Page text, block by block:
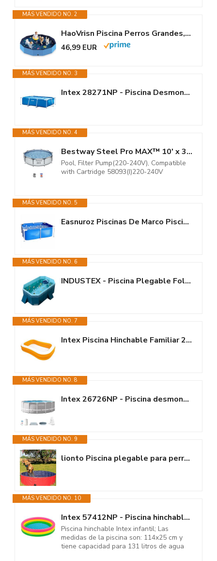
MÁS VENDIDO NO. 2
HaoVrisn Piscina Perros Grandes, 160x30CM Piscina para Perros,...
46,99 EUR
MÁS VENDIDO NO. 3
Intex 28271NP - Piscina Desmontable Small Frame 260 x 160 x 65 cm, 2.282...
MÁS VENDIDO NO. 4
Bestway Steel Pro MAX™ 10' x 30"/3.05m x 76cm Pool Set
Pool, Filter Pump(220-240V), Compatible
with Cartridge 58093(I)220-240V
MÁS VENDIDO NO. 5
Easnuroz Piscinas De Marco Piscina Rectangular De Metal 120/150/180cm...
MÁS VENDIDO NO. 6
INDUSTEX - Piscina Plegable Foldable Pool, Piscina para niños, Piscina...
MÁS VENDIDO NO. 7
Intex Piscina Hinchable Familiar 236x157x48 (cm)
MÁS VENDIDO NO. 8
Intex 26726NP - Piscina desmontable redonda prisma frame intex 457x122 con...
MÁS VENDIDO NO. 9
lionto Piscina plegable para perros bañera para perros piscina mascotas,...
MÁS VENDIDO NO. 10
Intex 57412NP - Piscina hinchable 3 aros Sunset 114 x 25 cm
Piscina hinchable Intex infantil; Las
medidas de la piscina son: 114x25 cm y
tiene capacidad para 131 litros de agua